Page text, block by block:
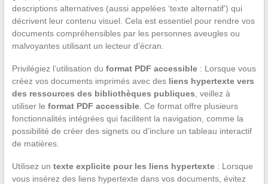
descriptions alternatives (aussi appelées ‘texte alternatif’) qui
décrivent leur contenu visuel. Cela est essentiel pour rendre vos
documents compréhensibles par les personnes aveugles ou
malvoyantes utilisant un lecteur d’écran.
Privilégiez l’utilisation du format PDF accessible: Lorsque vous
créez vos documents imprimés avec des liens hypertexte vers
des ressources des bibliothèques publiques , veillez à
utiliser le format PDF accessible. Ce format offre plusieurs
fonctionnalités intégrées qui facilitent la navigation, comme la
possibilité de créer des signets ou d’inclure un tableau interactif
de matières.
Utilisez un texte explicite pour les liens hypertexte: Lorsque
vous insérez des liens hypertexte dans vos documents, évitez